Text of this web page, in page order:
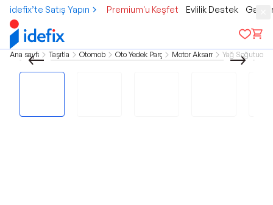
idefix’te Satış Yapın Premium'u Keşfet Evlilik Destek
Ana sayfa Taşıtlar Otomobil Oto Yedek Parça Motor Aksamı Yağ Soğutucu